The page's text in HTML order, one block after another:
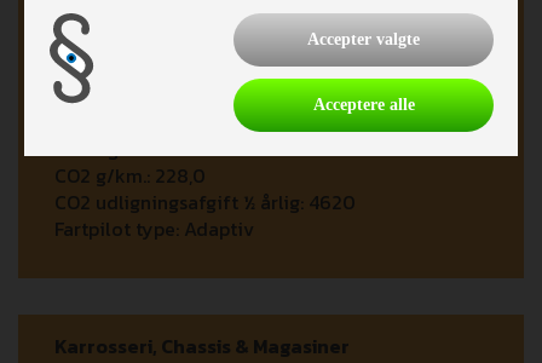
Hækgarage m/2 døre
Android Auto
Apple Carplay
Justerbart rat
Antal gear:8 aut
CO2 g/km.: 228,0
CO2 udligningsafgift ½ årlig: 4620
Fartpilot type: Adaptiv
Karrosseri, Chassis & Magasiner
Accepter valgte
Acceptere alle